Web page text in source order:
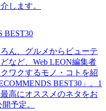
します。
BEST30
ん、グルメからビューテ
など、Web LEON編集者
ワクするモノ・コトを紹
BEST30」。1
高にオススメのネタをお
予定。